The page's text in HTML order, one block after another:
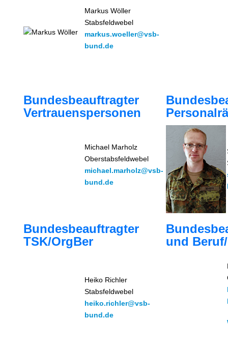
Markus Wöller
Stabsfeldwebel
markus.woeller@vsb-
bund.de
Bundesbeauftragter
Vertrauenspersonen
Michael Marholz
Oberstabsfeldwebel
michael.marholz@vsb-
bund.de
Bundesbeauftragter
TSK/OrgBer
und
Heiko Richler
Stabsfeldwebel
heiko.richler@vsb-
bund.de